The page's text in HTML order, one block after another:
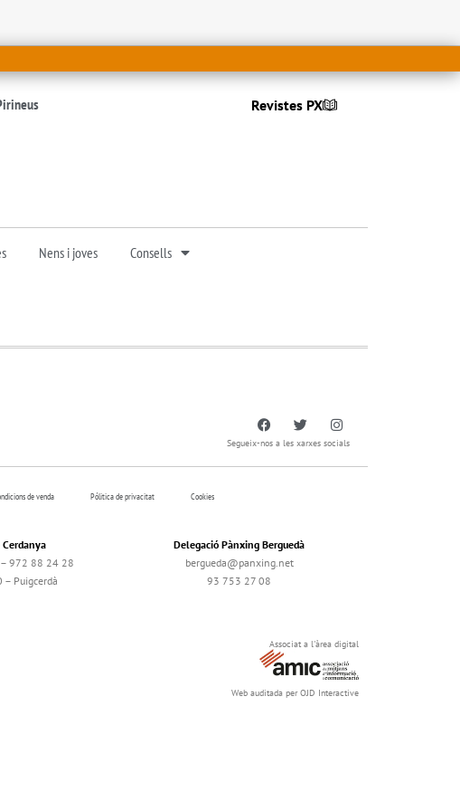
Revistes PX
Nens i joves Consells
Segueix-nos a les xarxes socials
de venda Pólitica de privacitat Cookies
972 88 24 28
Puigcerdà
Delegació Pànxing Berguedà
bergueda@panxing.net
93 753 27 08
Associat a l'àrea digital
Web auditada per OJD Interactive